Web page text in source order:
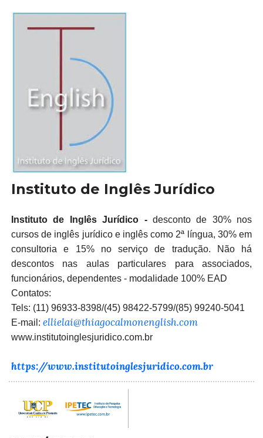
Instituto de Inglês Jurídico
Instituto de Inglês Jurídico - desconto de 30% nos
cursos de inglês jurídico e inglês como 2ª língua, 30% em
consultoria e 15% no serviço de tradução. Não há
descontos nas aulas particulares para associados,
funcionários, dependentes - modalidade 100% EAD
Contatos:
Tels: (11) 96933-8398/(45) 98422-5799/(85) 99240-5041
E-mail: ellielai@thiagocalmonenglish.com
www.institutoinglesjuridico.com.br
https://www.institutoinglesjuridico.com.br